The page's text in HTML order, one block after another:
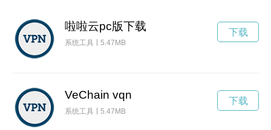
啦啦云pc版下载
系统工具 5.47MB
下载
VeChain vqn
系统工具 5.47MB
下载